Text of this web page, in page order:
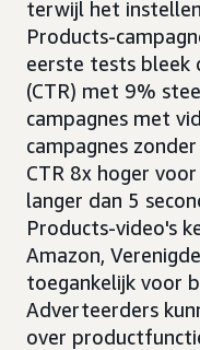
terwijl het
Products-
eerste tests bleek
(CTR) met 9%
campagnes met
campagnes
CTR 8x hoger
langer dan 5
Products-video's
Amazon,
toegankelijk voor
Adverteerders
over